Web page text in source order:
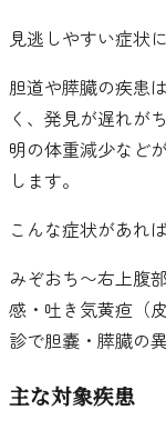
見逃しやすい症状
胆道や膵臓の疾患
く、発見が遅れが
明の体重減少など
します。
こんな症状があれ
みぞおち〜右上腹
感・吐き気黄疸（
診で胆嚢・膵臓の
主な対象疾患